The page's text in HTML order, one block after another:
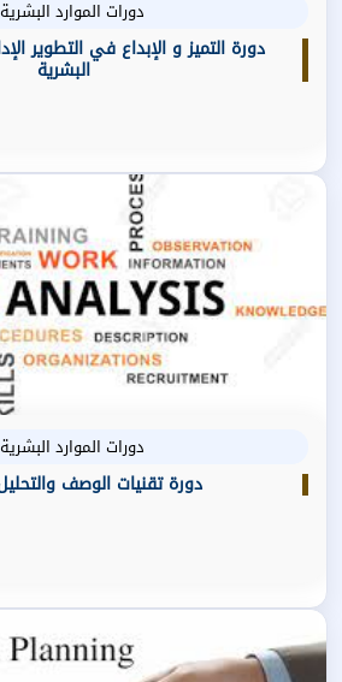
دورات الموارد البشرية
دورة التميز و الإبداع في التطوير
البشرية
دورات الموارد البشرية
دورة تقنيات الوصف